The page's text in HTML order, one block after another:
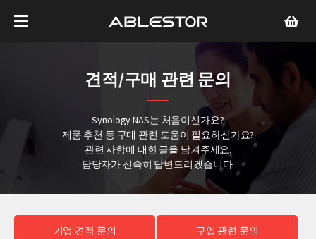
견적/구매 관련 문의
Synology NAS는 처음이신가요?
제품 추천 등 구매 관련 도움이 필요하신가요?
관련 사항에 대한 글을 남겨주세요.
담당자가 신속히 답변드리겠습니다.
기업 견적 문의 구입 관련 문의